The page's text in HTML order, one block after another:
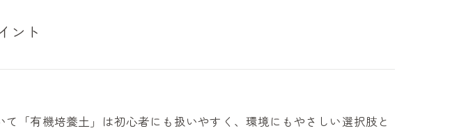
ント
「有機培養土」は初心者にも扱いやすく、環境にもやさしい選択肢と